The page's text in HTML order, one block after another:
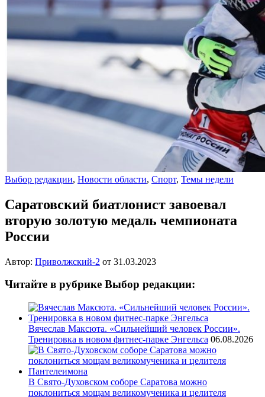
Выбор редакции, Новости области, Спорт, Темы недели
Саратовский биатлонист завоевал
вторую золотую медаль чемпионата
России
Автор: Приволжский-2 от 31.03.2023
Читайте в рубрике Выбор редакции:
Вячеслав Максюта. «Сильнейший человек России».
Тренировка в новом фитнес-парке Энгельса 06.08.2026
В Свято-Духовском соборе Саратова можно
поклониться мощам великомученика и целителя